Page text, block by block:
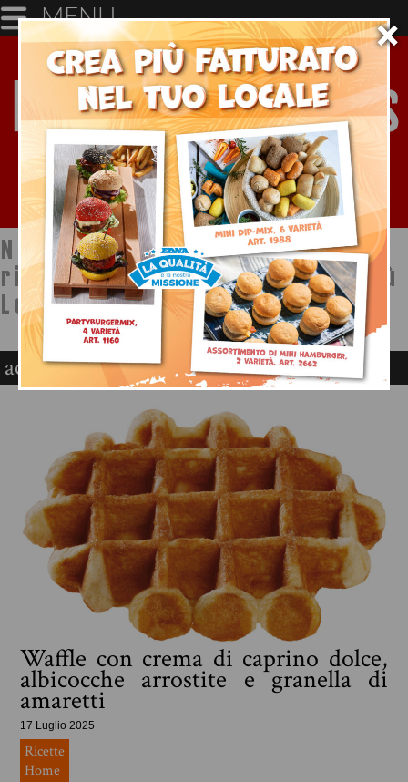
×
MENU
Notizie dal mondo della
ristorazione a cura di Ristopiù
Lombardia SpA
acquisto waffle horeca
Waffle con crema di caprino dolce,
albicocche arrostite e granella di
amaretti
17 Luglio 2025
Ricette
Home